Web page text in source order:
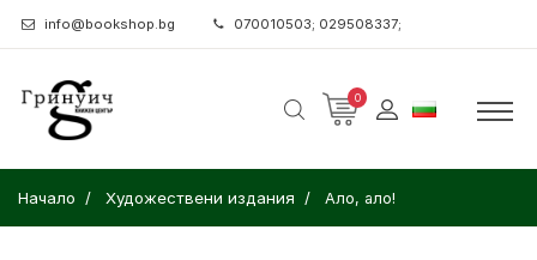
info@bookshop.bg 070010503; 029508337;
0
Начало Художествени издания Ало, ало!